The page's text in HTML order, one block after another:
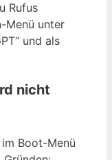
Rufus
Menü unter
und als
nicht
Boot-Menü